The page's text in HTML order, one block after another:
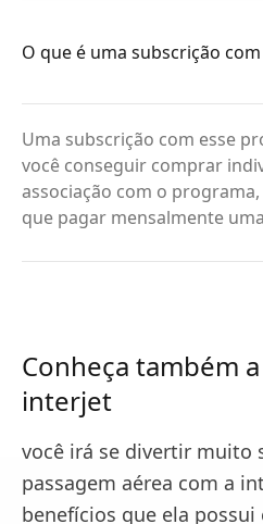
O que é uma subscrição com
Uma subscrição com esse
você conseguir comprar
associação com o
que pagar mensalmente
Conheça também
interjet
você irá se divertir muito
passagem aérea com a
benefícios que ela possui